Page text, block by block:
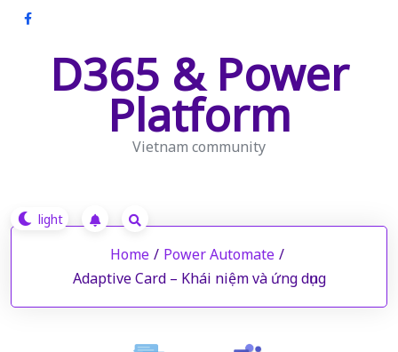
Skip
D365 & Power
Platform
Vietnam community
Home / Power Automate /
Adaptive Card – Khái niệm và ứng dụng